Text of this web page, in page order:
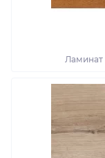
Ламинат